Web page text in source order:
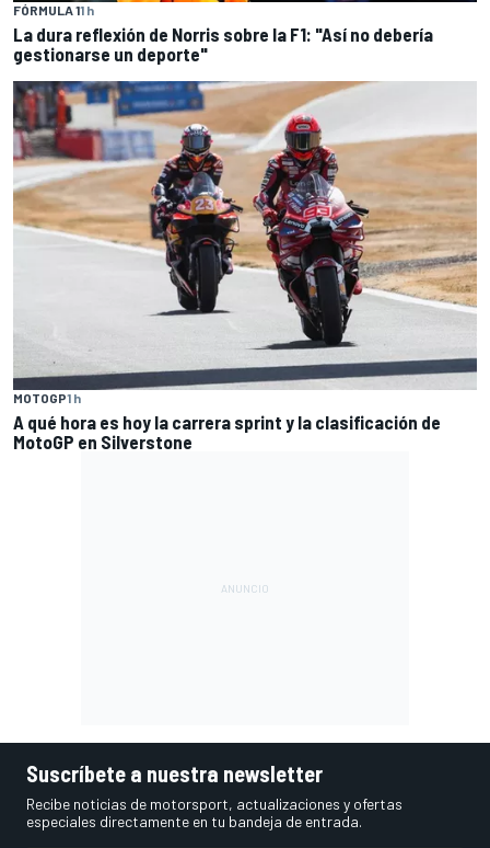
FÓRMULA 11 h
La dura reflexión de Norris sobre la F1: "Así no debería
gestionarse un deporte"
MOTOGP1 h
A qué hora es hoy la carrera sprint y la clasificación de
MotoGP en Silverstone
Suscríbete a nuestra newsletter
Recibe noticias de motorsport, actualizaciones y ofertas
especiales directamente en tu bandeja de entrada.